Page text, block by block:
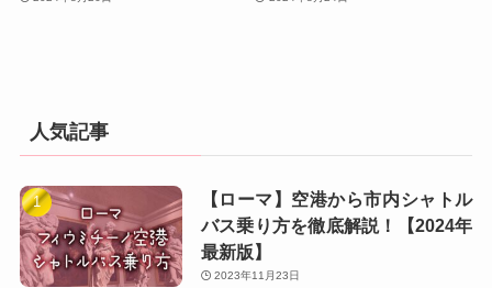
人気記事
【ローマ】空港から市内シャトル
バス乗り方を徹底解説！【2024年
最新版】
2023年11月23日